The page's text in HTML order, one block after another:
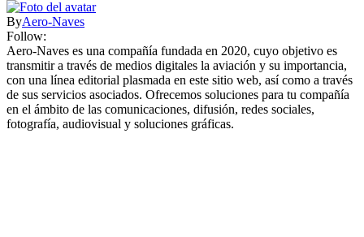
ByAero-Naves
Follow:
Aero-Naves es una compañía fundada en 2020, cuyo objetivo es
transmitir a través de medios digitales la aviación y su importancia,
con una línea editorial plasmada en este sitio web, así como a través
de sus servicios asociados. Ofrecemos soluciones para tu compañía
en el ámbito de las comunicaciones, difusión, redes sociales,
fotografía, audiovisual y soluciones gráficas.